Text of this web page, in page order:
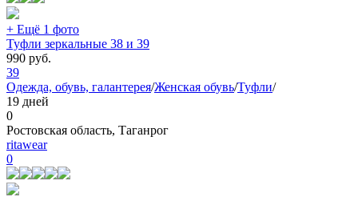
+ Ещё 1 фото
Туфли зеркальные 38 и 39
990 руб.
39
Одежда, обувь, галантерея/Женская обувь/Туфли/
19 дней
0
Ростовская область, Таганрог
ritawear
0